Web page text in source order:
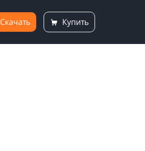
Скачать Купить